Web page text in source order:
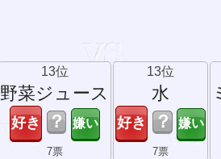
13位
野菜ジュース
？
7票
13位
水
？
7票